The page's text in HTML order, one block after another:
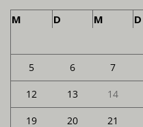
M D M D
5 6 7
12 13 14
19 20 21